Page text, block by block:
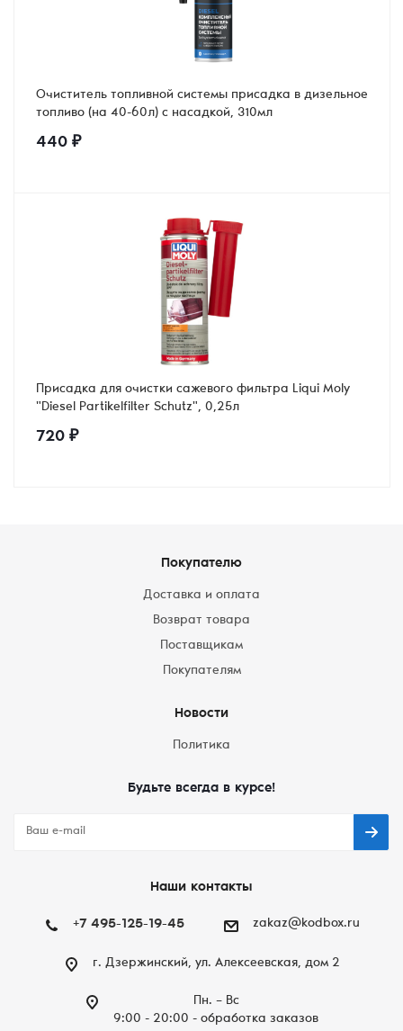
Очиститель топливной системы присадка в дизельное
топливо (на 40-60л) с насадкой, 310мл
440 ₽
Присадка для очистки сажевого фильтра Liqui Moly
"Diesel Partikelfilter Schutz", 0,25л
720 ₽
Покупателю
Доставка и оплата
Возврат товара
Поставщикам
Покупателям
Новости
Политика
Будьте всегда в курсе!
Наши контакты
+7 495-125-19-45 zakaz@kodbox.ru
г. Дзержинский, ул. Алексеевская, дом 2
Пн. – Вc
9:00 - 20:00 - обработка заказов